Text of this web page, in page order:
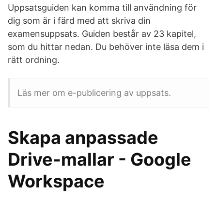
Uppsatsguiden kan komma till användning för
dig som är i färd med att skriva din
examensuppsats. Guiden består av 23 kapitel,
som du hittar nedan. Du behöver inte läsa dem i
rätt ordning.
Läs mer om e-publicering av uppsats.
Skapa anpassade
Drive-mallar - Google
Workspace